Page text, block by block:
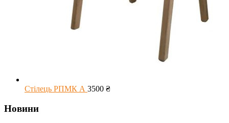
Стілець РПМК А 3500 ₴
Новини